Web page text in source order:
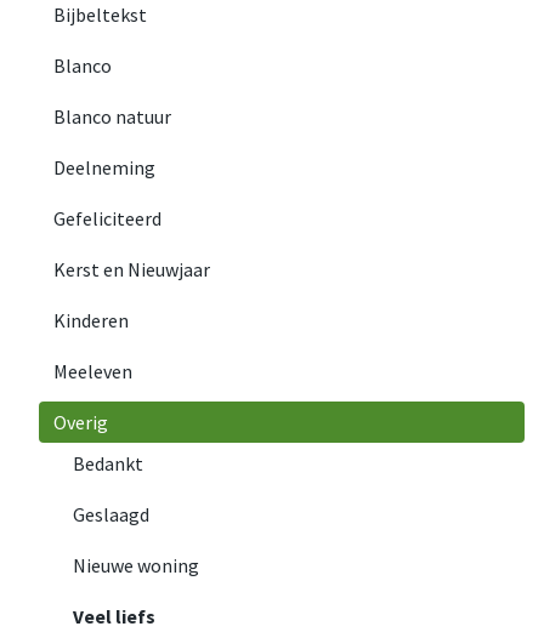
Bijbeltekst
Blanco
Blanco natuur
Deelneming
Gefeliciteerd
Kerst en Nieuwjaar
Kinderen
Meeleven
Overig
Bedankt
Geslaagd
Nieuwe woning
Veel liefs